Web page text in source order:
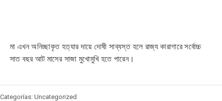
মা এখন অনিচ্ছাকৃত হত্যার দায়ে দোষী সাব্যস্ত হলে রাজ্য কারাগারে সর্বোচ্চ
সাত বছর আট মাসের সাজা মুখোমুখি হতে পারেন।
Categorías: Uncategorized